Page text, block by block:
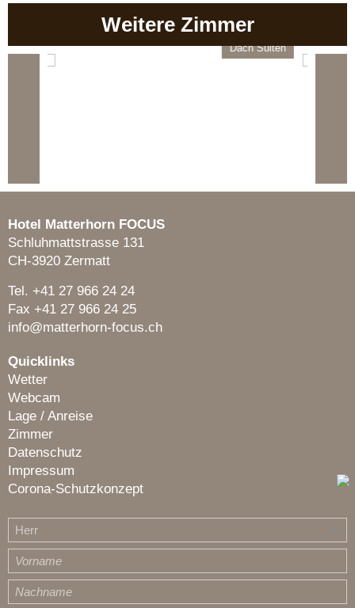
Weitere Zimmer
Dach Suiten
Hotel Matterhorn FOCUS
Schluhmattstrasse 131
CH-3920 Zermatt
Tel. +41 27 966 24 24
Fax +41 27 966 24 25
info@matterhorn-focus.ch
Quicklinks
Wetter
Webcam
Lage / Anreise
Zimmer
Datenschutz
Impressum
Corona-Schutzkonzept
Herr